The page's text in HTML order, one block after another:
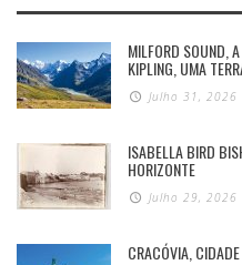
MILFORD SOUND,
KIPLING, UMA
Julho 31, 2026
ISABELLA BIRD
HORIZONTE
Julho 29, 2026
CRACÓVIA,